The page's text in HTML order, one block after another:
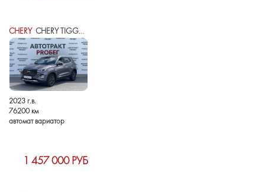
CHERY CHERY TIGGO 4 PRO I РЕСТАЙЛИНГ
2023 г.в.
76200 км
автомат вариатор
1 457 000 РУБ